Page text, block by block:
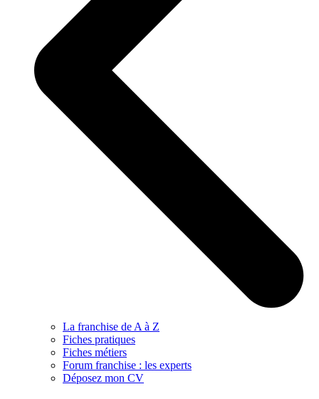
La franchise de A à Z
Fiches pratiques
Fiches métiers
Forum franchise : les experts
Déposez mon CV